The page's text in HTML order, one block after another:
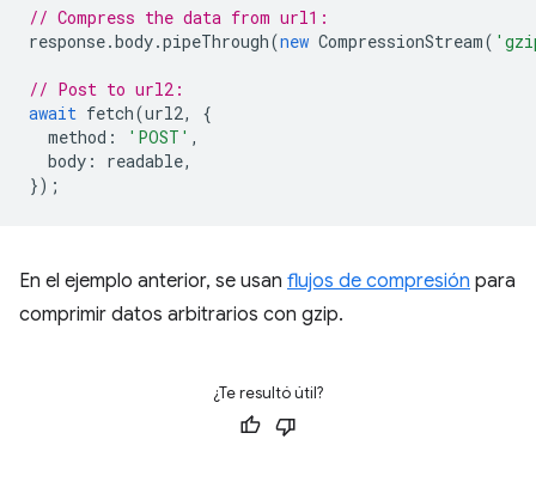
// Compress the data from url1:
response.body.pipeThrough(new CompressionStream(
// Post to url2:
await fetch(url2,
{
method : 'POST' ,
body : readable,
});
En el ejemplo anterior, se usan flujos de compresión para
comprimir datos arbitrarios con gzip.
¿Te resultó útil?